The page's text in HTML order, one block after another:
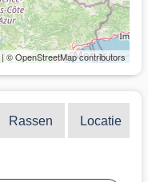
| © OpenStreetMap contributors
Rassen Locatie